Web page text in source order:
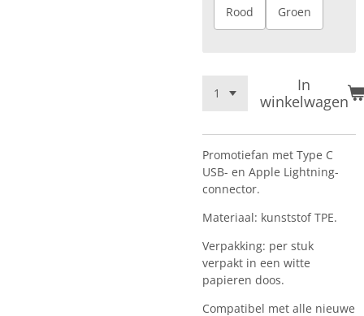
Rood Groen
In
winkelwagen
Promotiefan met Type C
USB- en Apple Lightning-
connector.
Materiaal: kunststof TPE.
Verpakking: per stuk
verpakt in een witte
papieren doos.
Compatibel met alle nieuwe